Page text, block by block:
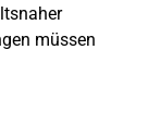
müssen